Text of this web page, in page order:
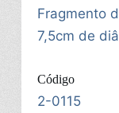
Fragmento
7,5cm de
Código
2-0115